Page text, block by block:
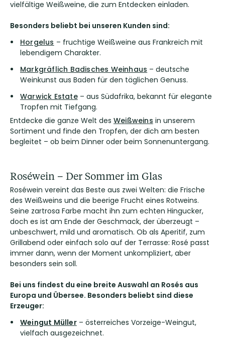
vielfältige Weißweine, die zum Entdecken einladen.
Besonders beliebt bei unseren Kunden sind:
Horgelus – fruchtige Weißweine aus Frankreich mit
lebendigem Charakter.
Markgräflich Badisches Weinhaus – deutsche
Weinkunst aus Baden für den täglichen Genuss.
Warwick Estate– aus Südafrika, bekannt für elegante
Tropfen mit Tiefgang.
Entdecke die ganze Welt des Weißweins in unserem
Sortiment und finde den Tropfen, der dich am besten
begleitet – ob beim Dinner oder beim Sonnenuntergang.
Roséwein – Der Sommer im Glas
Roséwein vereint das Beste aus zwei Welten: die Frische
des Weißweins und die beerige Frucht eines Rotweins.
Seine zartrosa Farbe macht ihn zum echten Hingucker,
doch es ist am Ende der Geschmack, der überzeugt –
unbeschwert, mild und aromatisch. Ob als Aperitif, zum
Grillabend oder einfach solo auf der Terrasse: Rosé passt
immer dann, wenn der Moment unkompliziert, aber
besonders sein soll.
Bei uns findest du eine breite Auswahl an Rosés aus
Europa und Übersee. Besonders beliebt sind diese
Erzeuger:
Weingut Müller– österreiches Vorzeige-Weingut,
vielfach ausgezeichnet.